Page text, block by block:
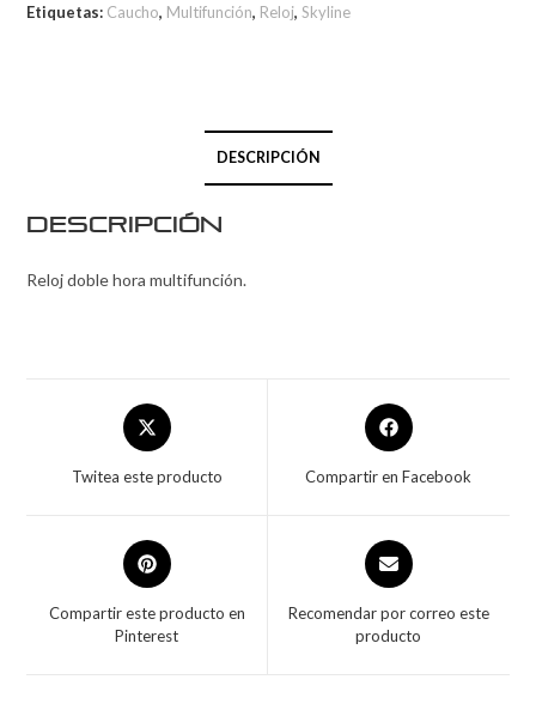
Etiquetas: Caucho, Multifunción, Reloj,Skyline
DESCRIPCIÓN
Descripción
Reloj doble hora multifunción.
Twitea este producto Compartir en Facebook
Compartir este producto en
Pinterest
Recomendar por correo este
producto